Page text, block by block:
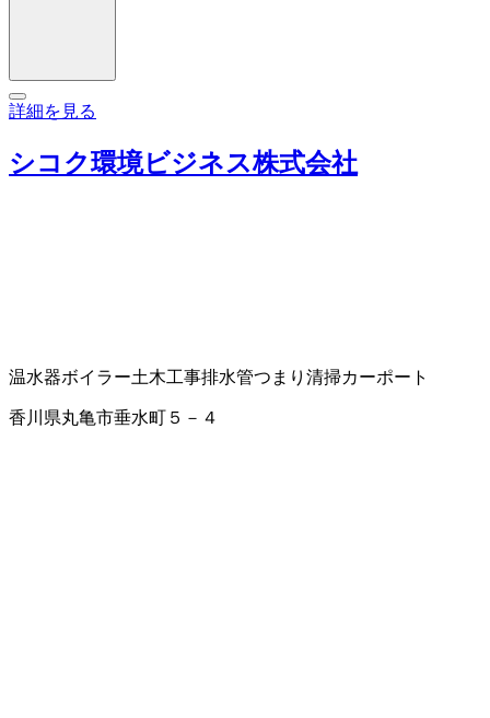
詳細を見る
シコク環境ビジネス株式会社
温水器ボイラー土木工事排水管つまり清掃カーポート
香川県丸亀市垂水町５－４